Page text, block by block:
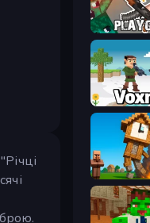
Playground
Voxmaxa
Noob Fuse